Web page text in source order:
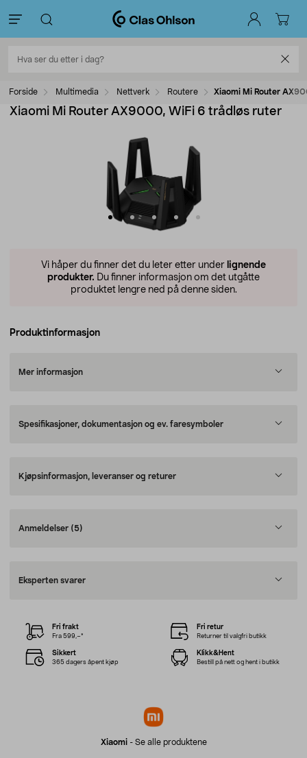
Forside Multimedia Nettverk Routere Xiaomi Mi Router
Xiaomi Mi Router AX9000, WiFi 6 trådløs ruter
Vi håper du finner det du leter etter under lignende
produkter. Du finner informasjon om det utgåtte
produktet lengre ned på denne siden.
Produktinformasjon
Mer informasjon
Spesifikasjoner, dokumentasjon og ev. faresymboler
Kjøpsinformasjon, leveranser og returer
Anmeldelser (5)
Eksperten svarer
Xiaomi- Se alle produktene
Fri frakt
Fra 599,–*
Fri retur
Returner til valgfri butikk
Sikkert
365 dagers åpent kjøp
Klikk&Hent
Bestill på nett og hent i butikk